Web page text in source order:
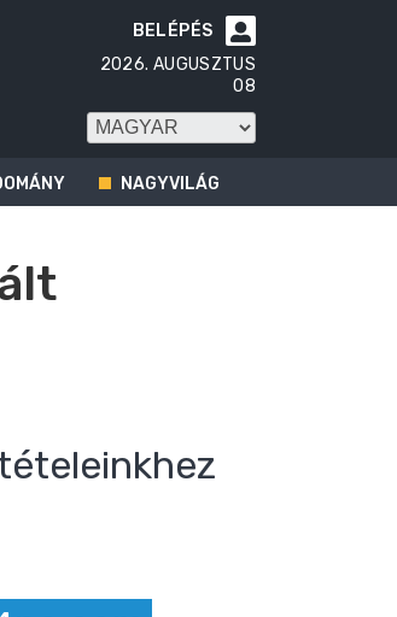

BELÉPÉS
2026. AUGUSZTUS
08
NAGYVILÁG